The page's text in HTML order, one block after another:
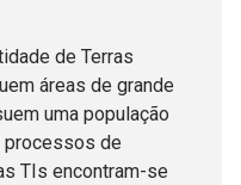
de Terras
áreas de grande
uma população
processos de
TIs encontram-se